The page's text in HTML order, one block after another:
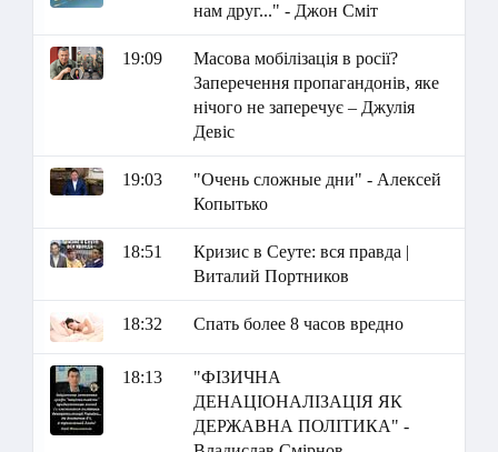
нам друг..." - Джон Сміт
19:09
Масова мобілізація в росії?
Заперечення пропагандонів, яке
нічого не заперечує – Джулія
Девіс
19:03
"Очень сложные дни" - Алексей
Копытько
18:51
Кризис в Сеуте: вся правда |
Виталий Портников
18:32 Спать более 8 часов вредно
18:13
"ФІЗИЧНА
ДЕНАЦІОНАЛІЗАЦІЯ ЯК
ДЕРЖАВНА ПОЛІТИКА" -